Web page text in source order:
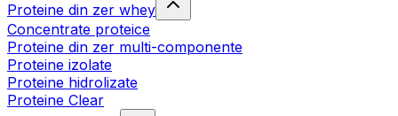
Proteine din zer whey
Concentrate proteice
Proteine din zer multi-componente
Proteine izolate
Proteine hidrolizate
Proteine Clear